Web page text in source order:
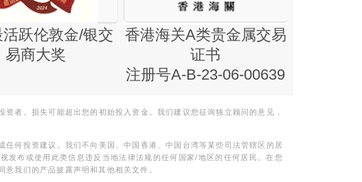
活跃伦敦金/银交
易商大奖
香港海关A类贵金属交易
证书
注册号A-B-23-06-00639
者。损失可能超出您的初始投入资金。我们建议您征询独立顾问的意见，
何投资建议。我们不向美国、中国香港、中国台湾等某些司法管辖区的居
发布或使用此类信息违反当地法律法规的任何国家/地区的任何居民。在您
我们的产品披露声明和其他相关文件。